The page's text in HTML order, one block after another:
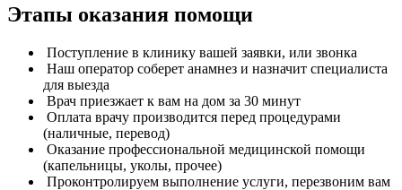
Этапы оказания помощи
Поступление в клинику вашей заявки, или звонка
Наш оператор соберет анамнез и назначит специалиста
для выезда
Врач приезжает к вам на дом за 30 минут
Оплата врачу производится перед процедурами
(наличные, перевод)
Оказание профессиональной медицинской помощи
(капельницы, уколы, прочее)
Проконтролируем выполнение услуги, перезвоним вам